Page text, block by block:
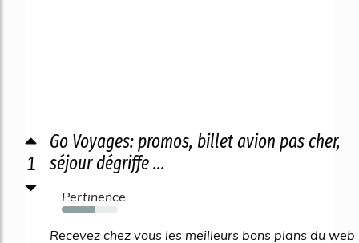
1
Go Voyages: promos, billet avion pas cher,
séjour dégriffe ...
Pertinence
58%
Recevez chez vous les meilleurs bons plans du web